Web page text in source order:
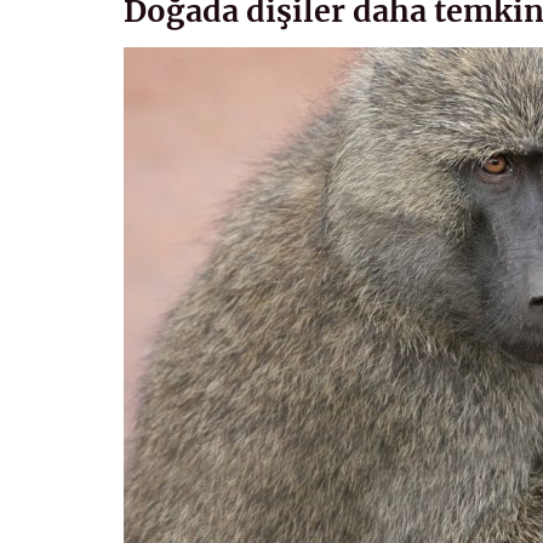
Doğada dişiler daha